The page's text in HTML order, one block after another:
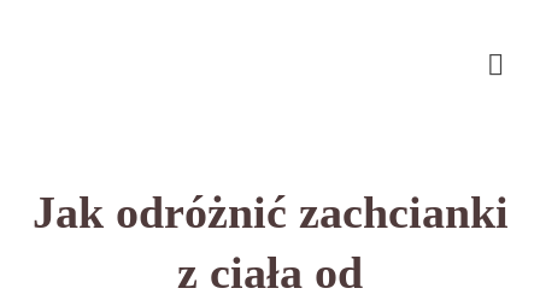
Jak odróżnić zachcianki
z ciała od